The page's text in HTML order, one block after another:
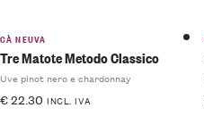
CÀ NEUVA
Tre Matote Metodo Classico
Uve pinot nero e chardonnay
€22.30 INCL. IVA